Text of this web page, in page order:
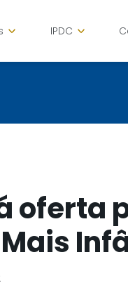
IPDC
oferta